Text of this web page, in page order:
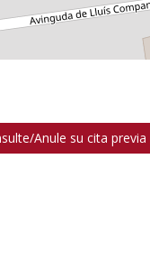
Anule su cita previa